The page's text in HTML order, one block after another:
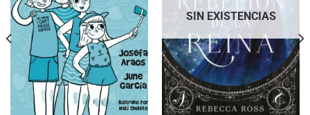
SIN EXISTENCIAS